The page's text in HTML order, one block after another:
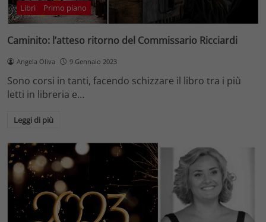
Libri Primo piano
Caminito: l’atteso ritorno del Commissario Ricciardi
Angela Oliva 9 Gennaio 2023
Sono corsi in tanti, facendo schizzare il libro tra i più
letti in libreria e…
Leggi di più